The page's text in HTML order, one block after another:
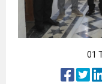
01